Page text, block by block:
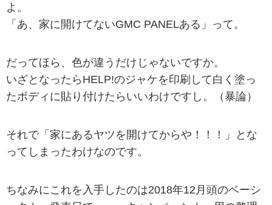
よ。
「あ、家に開けてないGMC PANELある」って。
だってほら、色が違うだけじゃないですか。
いざとなったらHELP!のジャケを印刷して白く塗っ
たボディに貼り付けたらいいわけですし。（暴論）
それで「家にあるヤツを開けてからや！！！」とな
ってしまったわけなのです。
ちなみにこれを入手したのは2018年12月頭のベーシ